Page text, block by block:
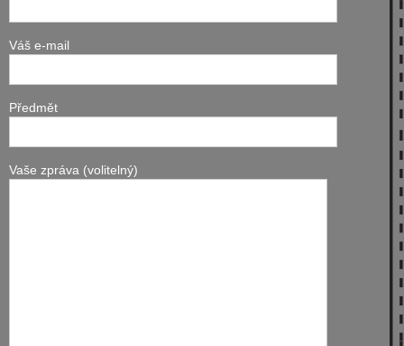
Váš e-mail
Předmět
Vaše zpráva (volitelný)